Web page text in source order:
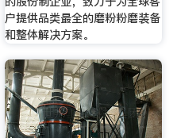
户提供品类最全的磨粉粉磨装备
和整体解决方案。